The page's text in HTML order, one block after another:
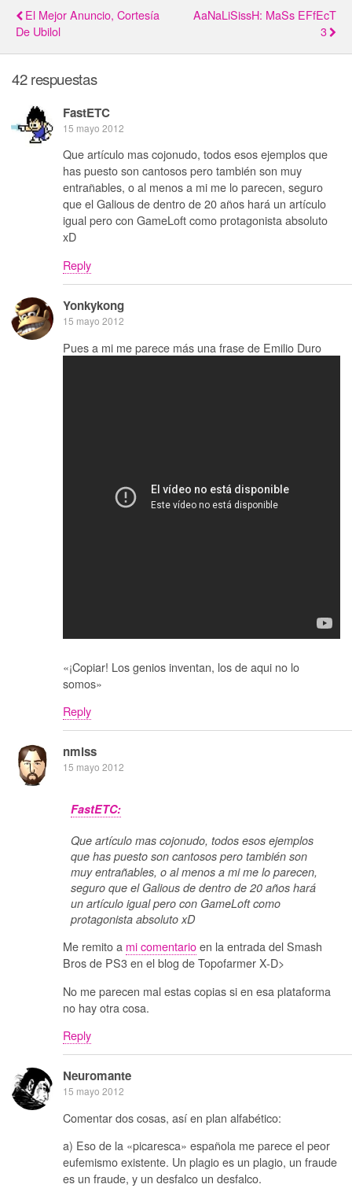
El Mejor Anuncio, Cortesía
De Ubilol
AaNaLiSissH: MaSs EFfEcT
3
42 respuestas
FastETC
15 mayo 2012
Que artículo mas cojonudo, todos esos ejemplos que
has puesto son cantosos pero también son muy
entrañables, o al menos a mi me lo parecen, seguro
que el Galious de dentro de 20 años hará un artículo
igual pero con GameLoft como protagonista absoluto
xD
Reply
Yonkykong
15 mayo 2012
Pues a mi me parece más una frase de Emilio Duro
«¡Copiar! Los genios inventan, los de aqui no lo
somos»
Reply
nmlss
15 mayo 2012
FastETC:
Que artículo mas cojonudo, todos esos ejemplos
que has puesto son cantosos pero también son
muy entrañables, o al menos a mi me lo parecen,
seguro que el Galious de dentro de 20 años hará
un artículo igual pero con GameLoft como
protagonista absoluto xD
Me remito a mi comentarioen la entrada del Smash
Bros de PS3 en el blog de Topofarmer X-D>
No me parecen mal estas copias si en esa plataforma
no hay otra cosa.
Reply
Neuromante
15 mayo 2012
Comentar dos cosas, así en plan alfabético:
a) Eso de la «picaresca» española me parece el peor
eufemismo existente. Un plagio es un plagio, un fraude
es un fraude, y un desfalco un desfalco.